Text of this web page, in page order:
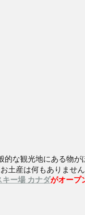
的な観光地にある物
土産は何もありませ
キー場 カナダがオープ